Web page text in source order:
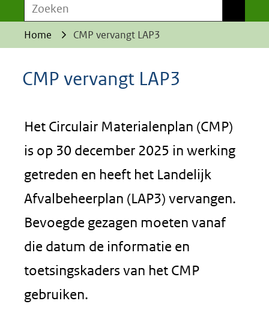
Zoeken
Home CMP vervangt LAP3
CMP vervangt LAP3
Het Circulair Materialenplan (CMP)
is op 30 december 2025 in werking
getreden en heeft het Landelijk
Afvalbeheerplan (LAP3) vervangen.
Bevoegde gezagen moeten vanaf
die datum de informatie en
toetsingskaders van het CMP
gebruiken.